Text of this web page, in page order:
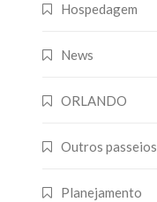
Hospedagem
News
ORLANDO
Outros passeios
Planejamento